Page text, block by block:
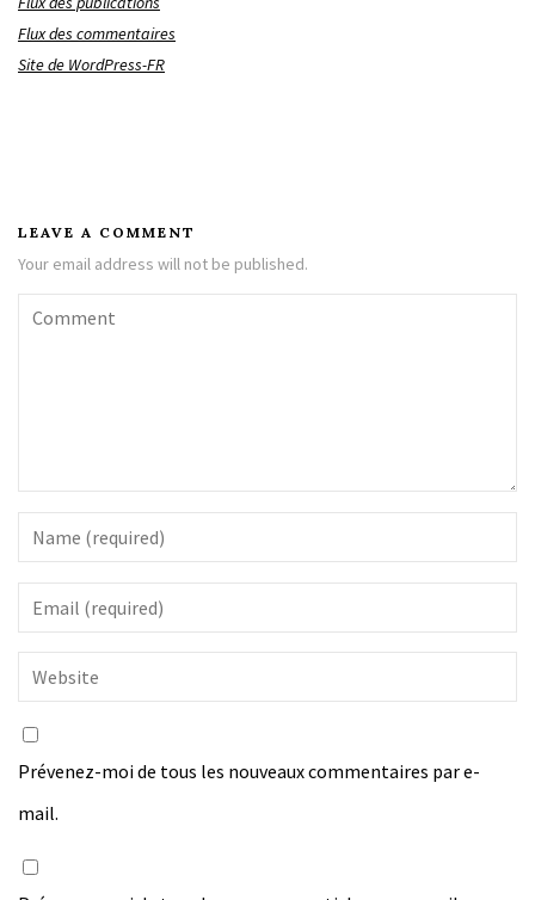
Flux des commentaires
Site de WordPress-FR
LEAVE A COMMENT
Your email address will not be published.
Prévenez-moi de tous les nouveaux commentaires par e-
mail.